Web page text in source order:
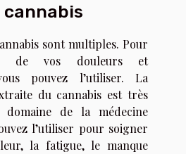
cannabis
sont multiples. Pour
de vos douleurs et
pouvez l’utiliser. La
du cannabis est très
de la médecine
l’utiliser pour soigner
la fatigue, le manque